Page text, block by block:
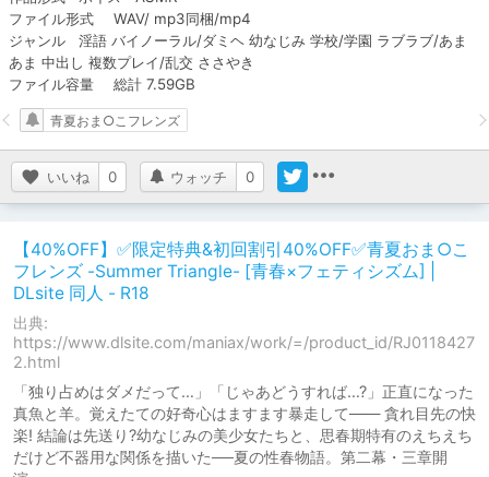
ファイル形式	WAV/ mp3同梱/mp4
ジャンル	淫語 バイノーラル/ダミヘ 幼なじみ 学校/学園 ラブラブ/あま
あま 中出し 複数プレイ/乱交 ささやき
ファイル容量	総計 7.59GB
いいね 0 ウォッチ 0
青夏おま○こフレンズ
【40%OFF】✅限定特典&初回割引40%OFF✅青夏おま○こ
フレンズ -Summer Triangle- [青春×フェティシズム] |
DLsite 同人 - R18
出典:
https://www.dlsite.com/maniax/work/=/product_id/RJ0118427
2.html
「独り占めはダメだって…」「じゃあどうすれば…?」正直になった
真魚と羊。覚えたての好奇心はますます暴走して―― 貪れ目先の快
楽! 結論は先送り?幼なじみの美少女たちと、思春期特有のえちえち
だけど不器用な関係を描いた──夏の性春物語。第二幕・三章開